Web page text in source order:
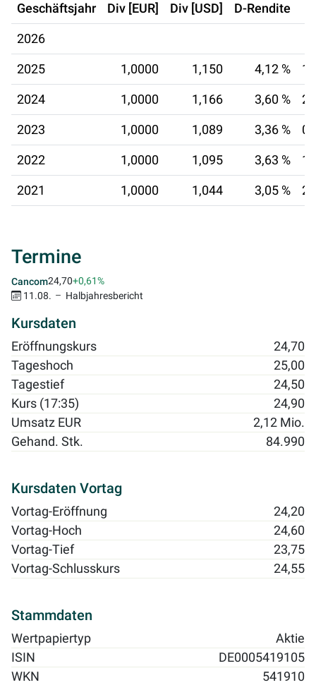
Geschäftsjahr Div [EUR] Div [USD] D-Rendite
2026
2025 1,0000 1,150 4,12 %
2024 1,0000 1,166 3,60 %
2023 1,0000 1,089 3,36 %
2022 1,0000 1,095 3,63 %
2021 1,0000 1,044 3,05 %
Termine
Cancom24,70+0,61%
11.08.
Halbjahresbericht
Kursdaten
Eröffnungskurs
24,70
Tageshoch
25,00
Tagestief
24,50
Kurs (17:35)
24,90
Umsatz EUR
2,12 Mio.
Gehand. Stk.
84.990
Kursdaten Vortag
Vortag-Eröffnung
24,20
Vortag-Hoch
24,60
Vortag-Tief
23,75
Vortag-Schlusskurs
24,55
Stammdaten
Wertpapiertyp
Aktie
ISIN
DE0005419105
WKN
541910